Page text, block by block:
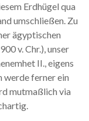
Erdhügel qua
umschließen. Zu
ägyptischen
v.Chr.), unser
II., eigens
werde ferner ein
mutmaßlich via